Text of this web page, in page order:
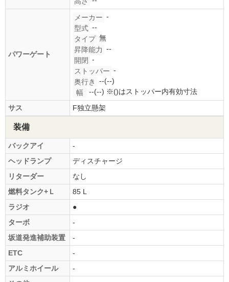
パワーゲート
メーカー -
型式 --
タイプ 無
昇降能力 --
開閉 -
ストッパー -
奥行き
--(--)
幅
--(--) ※()はストッパー内有効寸法
サス
F独立懸架
装備
バックアイ
-
ヘッドランプ
ディスチャージ
リターダー
なし
燃料タンク+Ｌ
85 L
ラジオ
●
ターボ
-
坂道発進補助装置
-
ETC
-
アルミホイール
-